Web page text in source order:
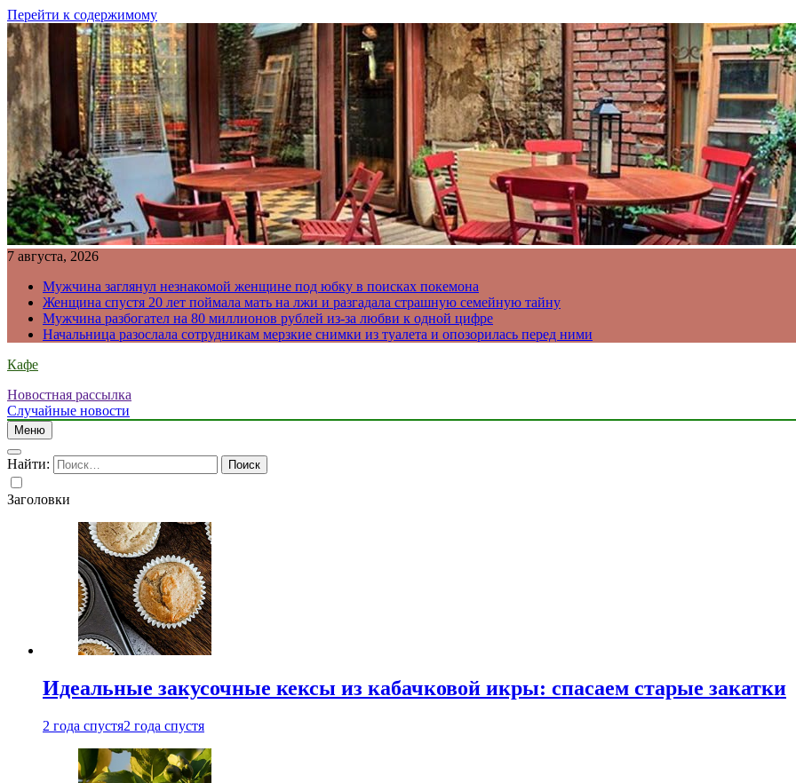
Перейти к содержимому
7 августа, 2026
Мужчина заглянул незнакомой женщине под юбку в поисках покемона
Женщина спустя 20 лет поймала мать на лжи и разгадала страшную семейную тайну
Мужчина разбогател на 80 миллионов рублей из-за любви к одной цифре
Начальница разослала сотрудникам мерзкие снимки из туалета и опозорилась перед ними
Кафе
Новостная рассылка
Случайные новости
Меню
Найти:
Заголовки
Идеальные закусочные кексы из кабачковой икры: спасаем старые закатки
2 года спустя2 года спустя